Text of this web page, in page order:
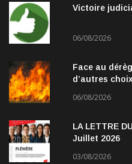
Victoire
06/08/2026
Face au
d’autres choix
06/08/2026
LA LETTRE
Juillet 2026
03/08/2026